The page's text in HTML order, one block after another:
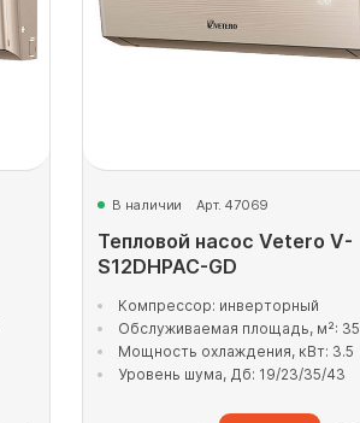
В наличии Арт. 47069
Тепловой насос Vetero V-
S12DHPAC-GD
Компрессор: инверторный
Обслуживаемая площадь, м²: 35
Мощность охлаждения, кВт: 3.5
Уровень шума, Дб: 19/23/35/43